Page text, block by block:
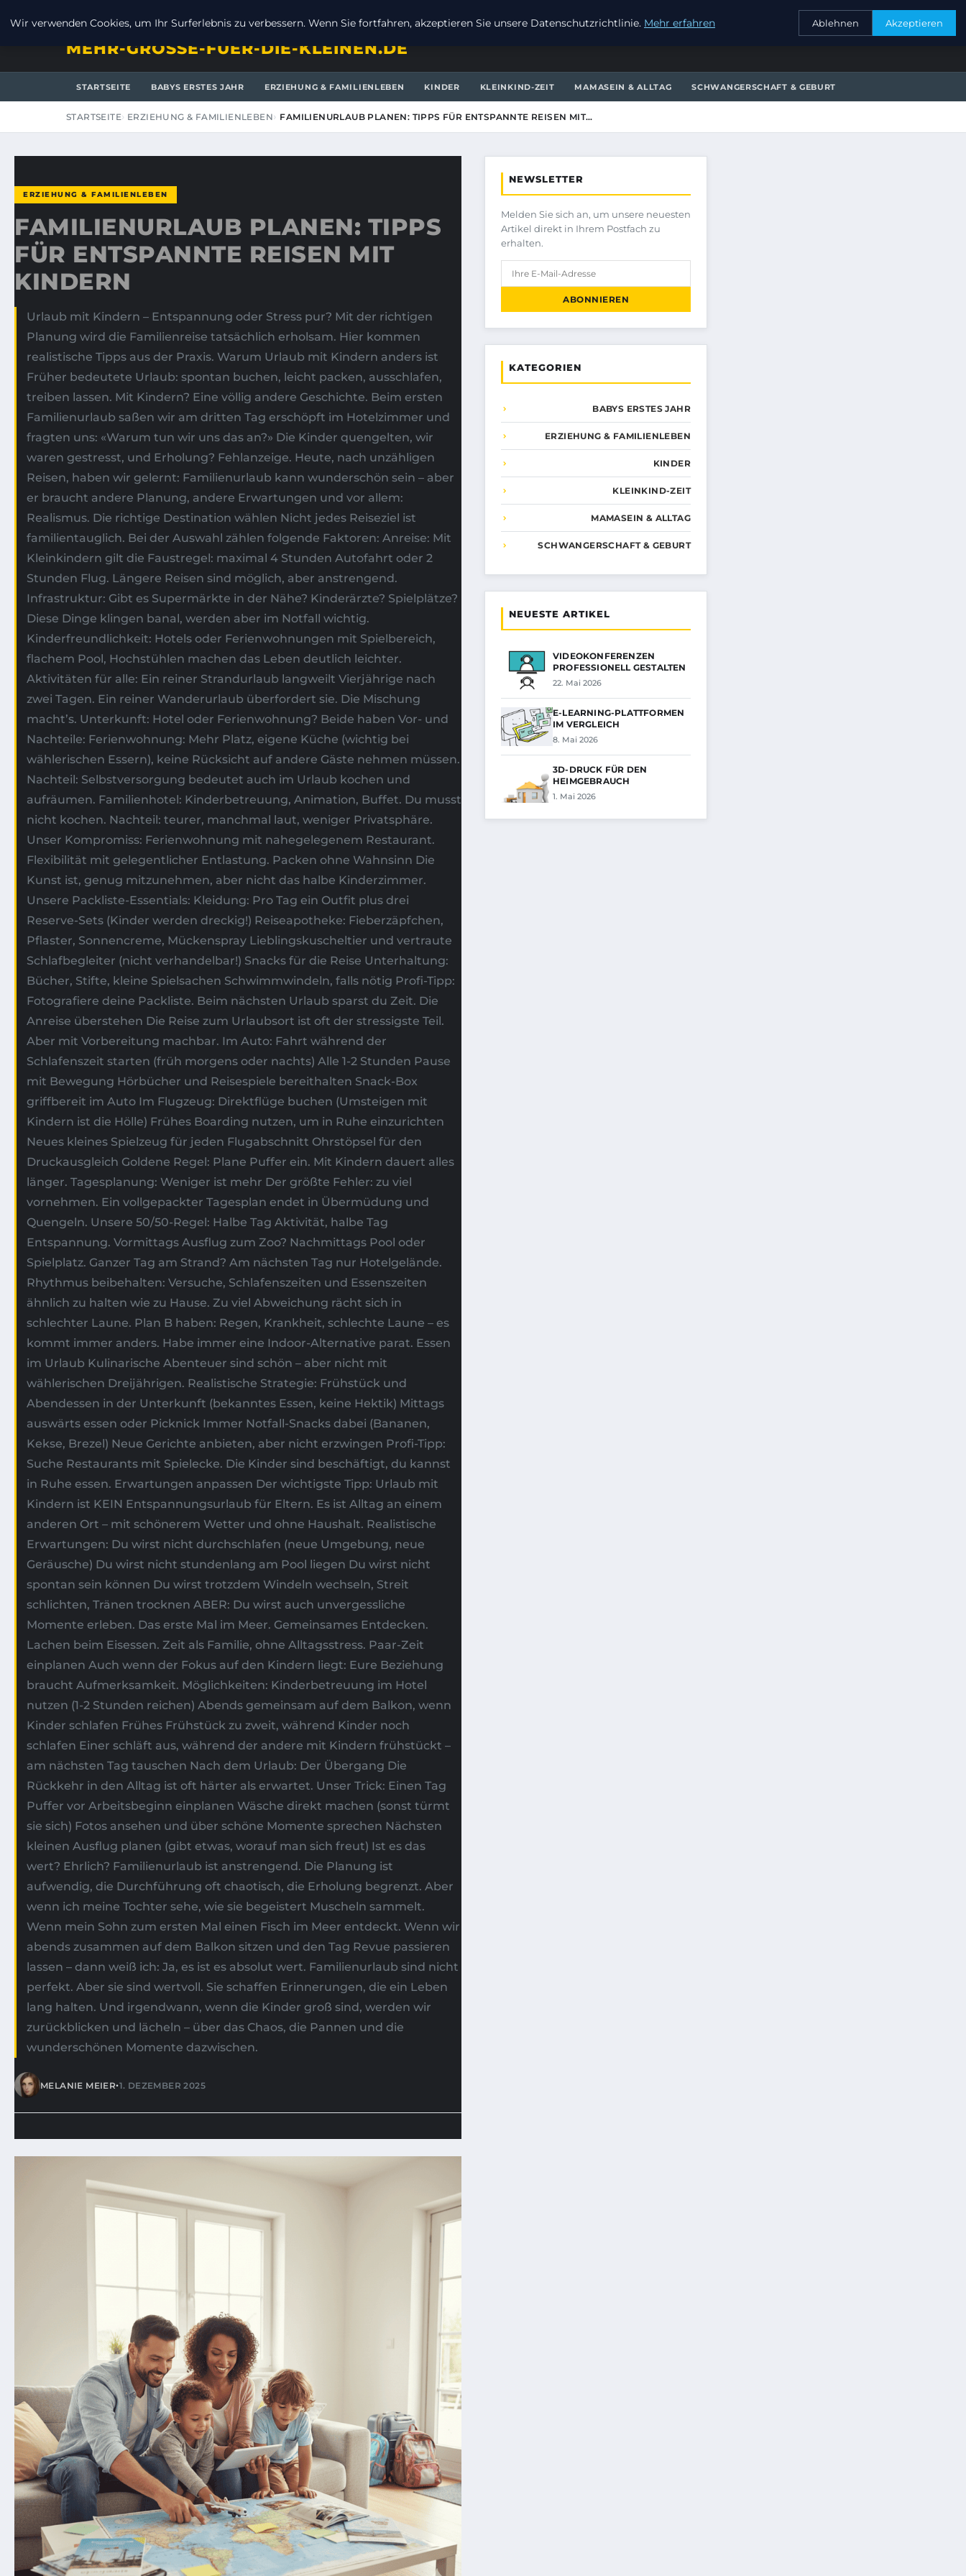
KONTAKT
MEHR-GROSSE-FUER-DIE-KLEINEN.DE
STARTSEITE BABYS ERSTES JAHR ERZIEHUNG & FAMILIENLEBEN KINDER KLEINKIND-ZEIT MAMASEIN & ALLTAG SCHWANGERSCHAFT & GEBURT
STARTSEITE ERZIEHUNG & FAMILIENLEBEN FAMILIENURLAUB PLANEN: TIPPS FÜR ENTSPANNTE REISEN MIT…
ERZIEHUNG & FAMILIENLEBEN
FAMILIENURLAUB PLANEN: TIPPS
FÜR ENTSPANNTE REISEN MIT
KINDERN
Urlaub mit Kindern – Entspannung oder Stress pur? Mit der richtigen
Planung wird die Familienreise tatsächlich erholsam. Hier kommen
realistische Tipps aus der Praxis. Warum Urlaub mit Kindern anders ist
Früher bedeutete Urlaub: spontan buchen, leicht packen, ausschlafen,
treiben lassen. Mit Kindern? Eine völlig andere Geschichte. Beim ersten
Familienurlaub saßen wir am dritten Tag erschöpft im Hotelzimmer und
fragten uns: «Warum tun wir uns das an?» Die Kinder quengelten, wir
waren gestresst, und Erholung? Fehlanzeige. Heute, nach unzähligen
Reisen, haben wir gelernt: Familienurlaub kann wunderschön sein – aber
er braucht andere Planung, andere Erwartungen und vor allem:
Realismus. Die richtige Destination wählen Nicht jedes Reiseziel ist
familientauglich. Bei der Auswahl zählen folgende Faktoren: Anreise: Mit
Kleinkindern gilt die Faustregel: maximal 4 Stunden Autofahrt oder 2
Stunden Flug. Längere Reisen sind möglich, aber anstrengend.
Infrastruktur: Gibt es Supermärkte in der Nähe? Kinderärzte? Spielplätze?
Diese Dinge klingen banal, werden aber im Notfall wichtig.
Kinderfreundlichkeit: Hotels oder Ferienwohnungen mit Spielbereich,
flachem Pool, Hochstühlen machen das Leben deutlich leichter.
Aktivitäten für alle: Ein reiner Strandurlaub langweilt Vierjährige nach
zwei Tagen. Ein reiner Wanderurlaub überfordert sie. Die Mischung
macht’s. Unterkunft: Hotel oder Ferienwohnung? Beide haben Vor- und
Nachteile: Ferienwohnung: Mehr Platz, eigene Küche (wichtig bei
wählerischen Essern), keine Rücksicht auf andere Gäste nehmen müssen.
Nachteil: Selbstversorgung bedeutet auch im Urlaub kochen und
aufräumen. Familienhotel: Kinderbetreuung, Animation, Buffet. Du musst
nicht kochen. Nachteil: teurer, manchmal laut, weniger Privatsphäre.
Unser Kompromiss: Ferienwohnung mit nahegelegenem Restaurant.
Flexibilität mit gelegentlicher Entlastung. Packen ohne Wahnsinn Die
Kunst ist, genug mitzunehmen, aber nicht das halbe Kinderzimmer.
Unsere Packliste-Essentials: Kleidung: Pro Tag ein Outfit plus drei
Reserve-Sets (Kinder werden dreckig!) Reiseapotheke: Fieberzäpfchen,
Pflaster, Sonnencreme, Mückenspray Lieblingskuscheltier und vertraute
Schlafbegleiter (nicht verhandelbar!) Snacks für die Reise Unterhaltung:
Bücher, Stifte, kleine Spielsachen Schwimmwindeln, falls nötig Profi-Tipp:
Fotografiere deine Packliste. Beim nächsten Urlaub sparst du Zeit. Die
Anreise überstehen Die Reise zum Urlaubsort ist oft der stressigste Teil.
Aber mit Vorbereitung machbar. Im Auto: Fahrt während der
Schlafenszeit starten (früh morgens oder nachts) Alle 1-2 Stunden Pause
mit Bewegung Hörbücher und Reisespiele bereithalten Snack-Box
griffbereit im Auto Im Flugzeug: Direktflüge buchen (Umsteigen mit
Kindern ist die Hölle) Frühes Boarding nutzen, um in Ruhe einzurichten
Neues kleines Spielzeug für jeden Flugabschnitt Ohrstöpsel für den
Druckausgleich Goldene Regel: Plane Puffer ein. Mit Kindern dauert alles
länger. Tagesplanung: Weniger ist mehr Der größte Fehler: zu viel
vornehmen. Ein vollgepackter Tagesplan endet in Übermüdung und
Quengeln. Unsere 50/50-Regel: Halbe Tag Aktivität, halbe Tag
Entspannung. Vormittags Ausflug zum Zoo? Nachmittags Pool oder
Spielplatz. Ganzer Tag am Strand? Am nächsten Tag nur Hotelgelände.
Rhythmus beibehalten: Versuche, Schlafenszeiten und Essenszeiten
ähnlich zu halten wie zu Hause. Zu viel Abweichung rächt sich in
schlechter Laune. Plan B haben: Regen, Krankheit, schlechte Laune – es
kommt immer anders. Habe immer eine Indoor-Alternative parat. Essen
im Urlaub Kulinarische Abenteuer sind schön – aber nicht mit
wählerischen Dreijährigen. Realistische Strategie: Frühstück und
Abendessen in der Unterkunft (bekanntes Essen, keine Hektik) Mittags
auswärts essen oder Picknick Immer Notfall-Snacks dabei (Bananen,
Kekse, Brezel) Neue Gerichte anbieten, aber nicht erzwingen Profi-Tipp:
Suche Restaurants mit Spielecke. Die Kinder sind beschäftigt, du kannst
in Ruhe essen. Erwartungen anpassen Der wichtigste Tipp: Urlaub mit
Kindern ist KEIN Entspannungsurlaub für Eltern. Es ist Alltag an einem
anderen Ort – mit schönerem Wetter und ohne Haushalt. Realistische
Erwartungen: Du wirst nicht durchschlafen (neue Umgebung, neue
Geräusche) Du wirst nicht stundenlang am Pool liegen Du wirst nicht
spontan sein können Du wirst trotzdem Windeln wechseln, Streit
schlichten, Tränen trocknen ABER: Du wirst auch unvergessliche
Momente erleben. Das erste Mal im Meer. Gemeinsames Entdecken.
Lachen beim Eisessen. Zeit als Familie, ohne Alltagsstress. Paar-Zeit
einplanen Auch wenn der Fokus auf den Kindern liegt: Eure Beziehung
braucht Aufmerksamkeit. Möglichkeiten: Kinderbetreuung im Hotel
nutzen (1-2 Stunden reichen) Abends gemeinsam auf dem Balkon, wenn
Kinder schlafen Frühes Frühstück zu zweit, während Kinder noch
schlafen Einer schläft aus, während der andere mit Kindern frühstückt –
am nächsten Tag tauschen Nach dem Urlaub: Der Übergang Die
Rückkehr in den Alltag ist oft härter als erwartet. Unser Trick: Einen Tag
Puffer vor Arbeitsbeginn einplanen Wäsche direkt machen (sonst türmt
sie sich) Fotos ansehen und über schöne Momente sprechen Nächsten
kleinen Ausflug planen (gibt etwas, worauf man sich freut) Ist es das
wert? Ehrlich? Familienurlaub ist anstrengend. Die Planung ist
aufwendig, die Durchführung oft chaotisch, die Erholung begrenzt. Aber
wenn ich meine Tochter sehe, wie sie begeistert Muscheln sammelt.
Wenn mein Sohn zum ersten Mal einen Fisch im Meer entdeckt. Wenn wir
abends zusammen auf dem Balkon sitzen und den Tag Revue passieren
lassen – dann weiß ich: Ja, es ist es absolut wert. Familienurlaub sind nicht
perfekt. Aber sie sind wertvoll. Sie schaffen Erinnerungen, die ein Leben
lang halten. Und irgendwann, wenn die Kinder groß sind, werden wir
zurückblicken und lächeln – über das Chaos, die Pannen und die
wunderschönen Momente dazwischen.
MELANIE MEIER•1. DEZEMBER 2025
NEWSLETTER
Melden Sie sich an, um unsere neuesten
Artikel direkt in Ihrem Postfach zu
erhalten.
ABONNIEREN
KATEGORIEN
BABYS ERSTES JAHR
ERZIEHUNG & FAMILIENLEBEN
KINDER
KLEINKIND-ZEIT
MAMASEIN & ALLTAG
SCHWANGERSCHAFT & GEBURT
NEUESTE ARTIKEL
VIDEOKONFERENZEN
PROFESSIONELL GESTALTEN
22. Mai 2026
E-LEARNING-PLATTFORMEN
IM VERGLEICH
8. Mai 2026
3D-DRUCK FÜR DEN
HEIMGEBRAUCH
1. Mai 2026
Wir verwenden Cookies, um Ihr Surferlebnis zu verbessern. Wenn Sie fortfahren, akzeptieren Sie unsere Datenschutzrichtlinie. Mehr erfahren Ablehnen Akzeptieren